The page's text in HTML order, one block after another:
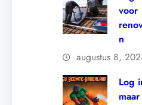
voor
n
augustus 8,
Log